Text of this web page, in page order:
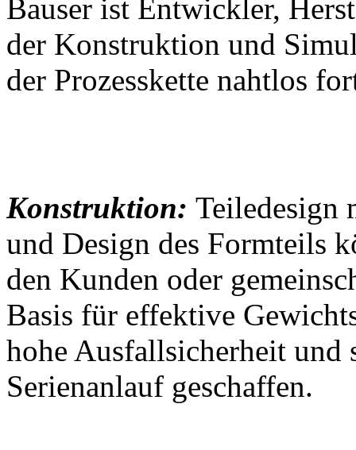
Bauser ist Entwickler,
der Konstruktion und
der Prozesskette nahtlos
Konstruktion: Teiledesign
und Design des Formteils
den Kunden oder
Basis für effektive
hohe Ausfallsicherheit
Serienanlauf geschaffen.